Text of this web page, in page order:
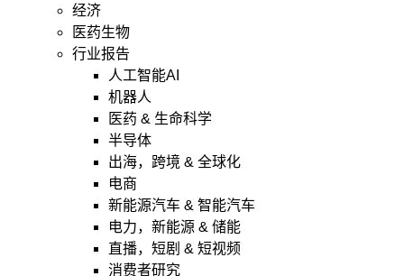
经济
医药生物
行业报告
人工智能AI
机器人
医药 & 生命科学
半导体
出海，跨境 & 全球化
电商
新能源汽车 & 智能汽车
电力，新能源 & 储能
直播，短剧 & 短视频
消费者研究